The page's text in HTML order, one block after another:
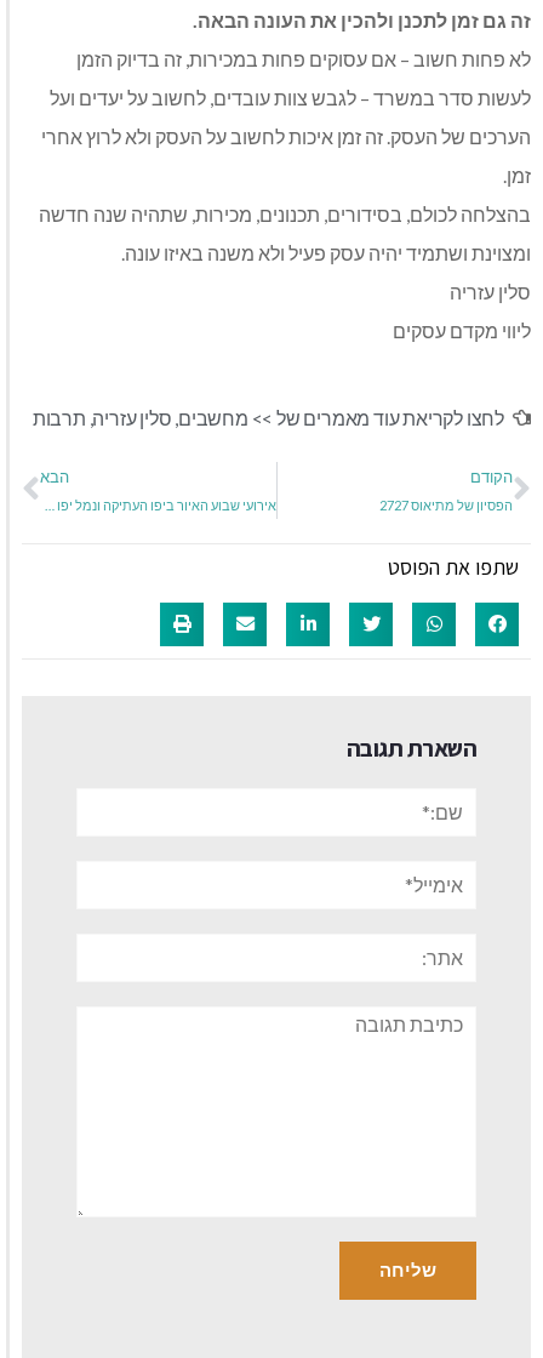
זה גם זמן לתכנן ולהכין את העונה הבאה.
לא פחות חשוב – אם עסוקים פחות במכירות, זה בדיוק הזמן
לעשות סדר במשרד – לגבש צוות עובדים, לחשוב על יעדים ועל
הערכים של העסק. זה זמן איכות לחשוב על העסק ולא לרוץ אחרי
זמן.
בהצלחה לכולם, בסידורים, תכנונים, מכירות, שתהיה שנה חדשה
ומצוינת ושתמיד יהיה עסק פעיל ולא משנה באיזו עונה.
סלין עזריה
ליווי מקדם עסקים
לחצו לקריאת עוד מאמרים של >> מחשבים, סלין עזריה, תרבות
הקודם
הפסיון של מתיאוס 2727
הבא
שתפו את הפוסט
השארת תגובה
תגובה